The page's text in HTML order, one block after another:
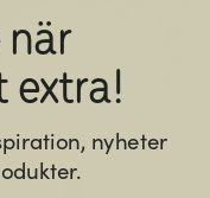
Från 119kr
när
extra!
nyheter